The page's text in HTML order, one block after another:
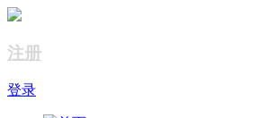
注册
登录